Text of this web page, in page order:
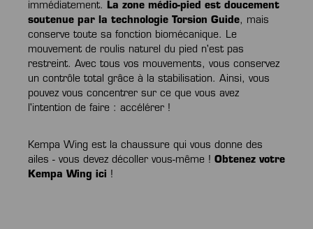
immédiatement. La zone médio-pied est doucement
soutenue par la technologie Torsion Guide, mais
conserve toute sa fonction biomécanique. Le
mouvement de roulis naturel du pied n'est pas
restreint. Avec tous vos mouvements, vous conservez
un contrôle total grâce à la stabilisation. Ainsi, vous
pouvez vous concentrer sur ce que vous avez
l'intention de faire : accélérer !
Kempa Wing est la chaussure qui vous donne des
ailes - vous devez décoller vous-même ! Obtenez votre
Kempa Wing ici !